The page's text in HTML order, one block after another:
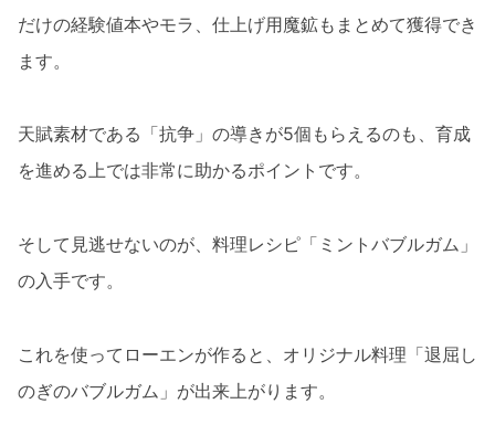
だけの経験値本やモラ、仕上げ用魔鉱もまとめて獲得でき
ます。
天賦素材である「抗争」の導きが5個もらえるのも、育成
を進める上では非常に助かるポイントです。
そして見逃せないのが、料理レシピ「ミントバブルガム」
の入手です。
これを使ってローエンが作ると、オリジナル料理「退屈し
のぎのバブルガム」が出来上がります。